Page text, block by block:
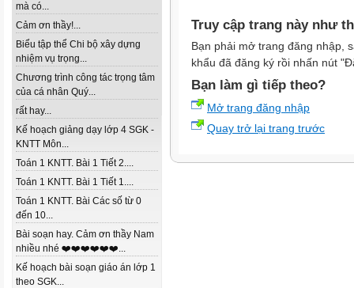
mà có...
Cảm ơn thầy!...
Biểu tập thể Chi bộ xây dựng
nhiệm vụ trọng...
Chương trình công tác trọng tâm
của cá nhân Quý...
rất hay...
Kế hoạch giảng dạy lớp 4 SGK -
KNTT Môn...
Toán 1 KNTT. Bài 1 Tiết 2....
Toán 1 KNTT. Bài 1 Tiết 1....
Toán 1 KNTT. Bài Các số từ 0
đến 10...
Bài soạn hay. Cảm ơn thầy Nam
nhiều nhé ❤️❤️❤️❤️❤️❤️...
Kế hoạch bài soạn giáo án lớp 1
theo SGK...
Truy cập trang này như
Bạn phải mở trang đăng nhập,
khẩu đã đăng ký rồi nhấn nút
Bạn làm gì tiếp theo?
Mở trang đăng nhập
Quay trở lại trang trước